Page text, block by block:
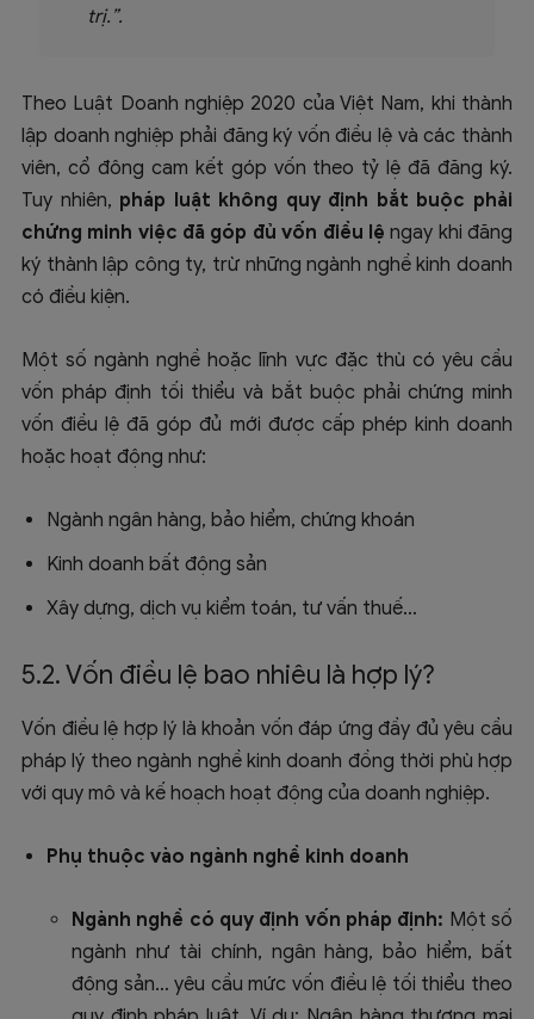
trị.”.
Theo Luật Doanh nghiệp 2020 của Việt Nam, khi thành
lập doanh nghiệp phải đăng ký vốn điều lệ và các thành
viên, cổ đông cam kết góp vốn theo tỷ lệ đã đăng ký.
Tuy nhiên, pháp luật không quy định bắt buộc phải
chứng minh việc đã góp đủ vốn điều lệ ngay khi đăng
ký thành lập công ty, trừ những ngành nghề kinh doanh
có điều kiện.
Một số ngành nghề hoặc lĩnh vực đặc thù có yêu cầu
vốn pháp định tối thiểu và bắt buộc phải chứng minh
vốn điều lệ đã góp đủ mới được cấp phép kinh doanh
hoặc hoạt động như:
Ngành ngân hàng, bảo hiểm, chứng khoán
Kinh doanh bất động sản
Xây dựng, dịch vụ kiểm toán, tư vấn thuế…
5.2. Vốn điều lệ bao nhiêu là hợp lý?
Vốn điều lệ hợp lý là khoản vốn đáp ứng đầy đủ yêu cầu
pháp lý theo ngành nghề kinh doanh đồng thời phù hợp
với quy mô và kế hoạch hoạt động của doanh nghiệp.
Phụ thuộc vào ngành nghề kinh doanh
Ngành nghề có quy định vốn pháp định: Một số
ngành như tài chính, ngân hàng, bảo hiểm, bất
động sản… yêu cầu mức vốn điều lệ tối thiểu theo